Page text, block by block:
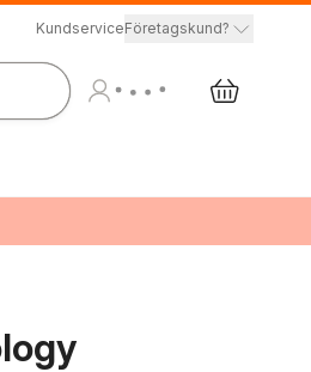
KundserviceFöretagskund?